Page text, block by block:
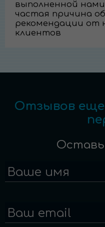
выполненной
частая причина
рекомендации от
клиентов
Отзывов
Ваше имя
Ваш email